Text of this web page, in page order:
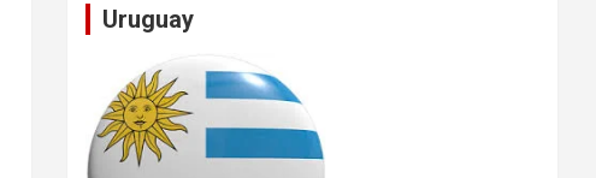
Uruguay